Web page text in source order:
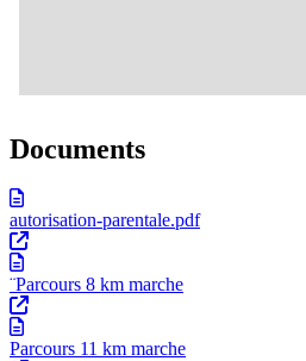
Documents
autorisation-parentale.pdf
¨Parcours 8 km marche
Parcours 11 km marche